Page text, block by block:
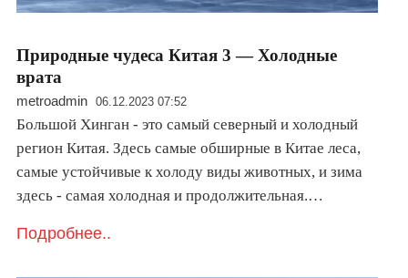
Природные чудеса Китая 3 — Холодные
врата
metroadmin 06.12.2023 07:52
Большой Хинган - это самый северный и холодный
регион Китая. Здесь самые обширные в Китае леса,
самые устойчивые к холоду виды животных, и зима
здесь - самая холодная и продолжительная.…
Подробнее..